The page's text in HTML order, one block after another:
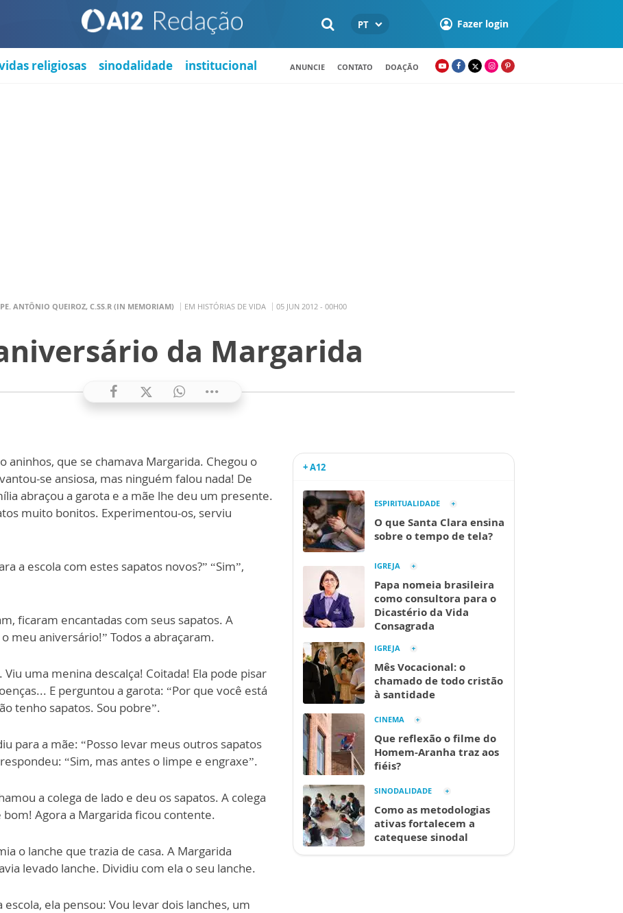
PT Fazer login
religiosas sinodalidade institucional ANUNCIE CONTATO DOAÇÃO
PE. ANTÔNIO QUEIROZ, C.SS.R (IN MEMORIAM) EM HISTÓRIAS DE VIDA 05 JUN 2012 - 00H00
da Margarida
aninhos, que se chamava Margarida. Chegou o
se ansiosa, mas ninguém falou nada! De
abraçou a garota e a mãe lhe deu um presente.
muito bonitos. Experimentou-os, serviu
a escola com estes sapatos novos?” “Sim”,
ficaram encantadas com seus sapatos. A
meu aniversário!” Todos a abraçaram.
uma menina descalça! Coitada! Ela pode pisar
E perguntou a garota: “Por que você está
tenho sapatos. Sou pobre”.
para a mãe: “Posso levar meus outros sapatos
“Sim, mas antes o limpe e engraxe”.
a colega de lado e deu os sapatos. A colega
Agora a Margarida ficou contente.
o lanche que trazia de casa. A Margarida
levado lanche. Dividiu com ela o seu lanche.
ela pensou: Vou levar dois lanches, um
+ A12
ESPIRITUALIDADE
O que Santa Clara ensina
sobre o tempo de tela?
IGREJA
Papa nomeia brasileira
como consultora para o
Dicastério da Vida
Consagrada
IGREJA
Mês Vocacional: o
chamado de todo cristão
à santidade
CINEMA
Que reflexão o filme do
Homem-Aranha traz aos
fiéis?
SINODALIDADE
Como as metodologias
ativas fortalecem a
catequese sinodal